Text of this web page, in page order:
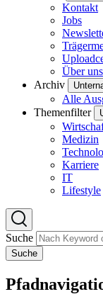
Kontakt
Jobs
Über uns
Archiv
Alle
Themenfilter
Medizin
Karriere
IT
Lifestyle
Suche
Suche